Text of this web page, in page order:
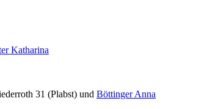
Katharina
31 (Plabst) und Böttinger Anna